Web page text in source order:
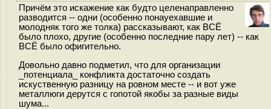
Причём это искажение как будто целенаправленно
разводится -- одни (особенно понауехавшие и
молодняк того же толка) рассказывают, как ВСЁ
было плохо, другие (особенно последние пару лет) -- как
ВСЁ было офигительно.
Довольно давно подметил, что для организации
_потенциала_ конфликта достаточно создать
искуственную разницу на ровном месте -- и вот уже
металлюги дерутся с гопотой якобы за разные виды
шума...